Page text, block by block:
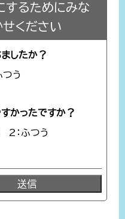
するためにみな
ください
したか？
つう
かったですか？
2：ふつう